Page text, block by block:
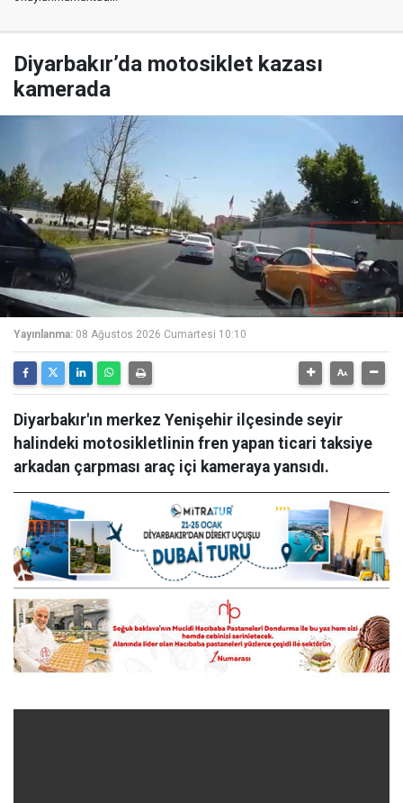
Diyarbakır’da motosiklet kazası
kamerada
Yayınlanma: 08 Ağustos 2026 Cumartesi 10:10
Diyarbakır'ın merkez Yenişehir ilçesinde seyir
halindeki motosikletlinin fren yapan ticari taksiye
arkadan çarpması araç içi kameraya yansıdı.